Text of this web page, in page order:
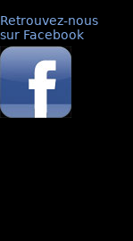
Retrouvez-nous
sur Facebook